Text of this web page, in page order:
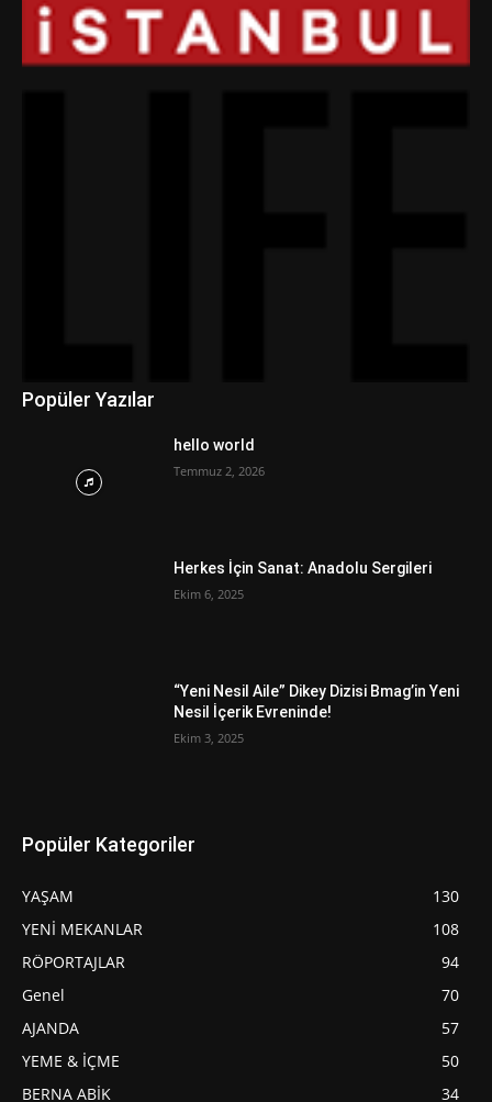
Popüler Yazılar
hello world
Temmuz 2, 2026
Herkes İçin Sanat: Anadolu Sergileri
Ekim 6, 2025
“Yeni Nesil Aile” Dikey Dizisi Bmag’in Yeni
Nesil İçerik Evreninde!
Ekim 3, 2025
Popüler Kategoriler
YAŞAM
130
YENİ MEKANLAR
108
RÖPORTAJLAR
94
Genel
70
AJANDA
57
YEME & İÇME
50
BERNA ABİK
34